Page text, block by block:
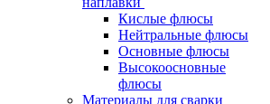
Кислые флюсы
Нейтральные флюсы
Основные флюсы
Высокоосновные
флюсы
Материалы для сварки